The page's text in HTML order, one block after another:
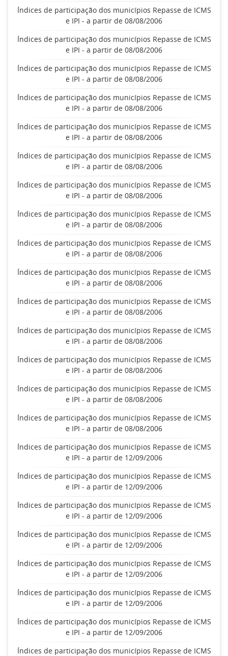
Índices de participação dos municípios Repasse de ICMS
e IPI - a partir de 08/08/2006
Índices de participação dos municípios Repasse de ICMS
e IPI - a partir de 08/08/2006
Índices de participação dos municípios Repasse de ICMS
e IPI - a partir de 08/08/2006
Índices de participação dos municípios Repasse de ICMS
e IPI - a partir de 08/08/2006
Índices de participação dos municípios Repasse de ICMS
e IPI - a partir de 08/08/2006
Índices de participação dos municípios Repasse de ICMS
e IPI - a partir de 08/08/2006
Índices de participação dos municípios Repasse de ICMS
e IPI - a partir de 08/08/2006
Índices de participação dos municípios Repasse de ICMS
e IPI - a partir de 08/08/2006
Índices de participação dos municípios Repasse de ICMS
e IPI - a partir de 08/08/2006
Índices de participação dos municípios Repasse de ICMS
e IPI - a partir de 08/08/2006
Índices de participação dos municípios Repasse de ICMS
e IPI - a partir de 08/08/2006
Índices de participação dos municípios Repasse de ICMS
e IPI - a partir de 08/08/2006
Índices de participação dos municípios Repasse de ICMS
e IPI - a partir de 08/08/2006
Índices de participação dos municípios Repasse de ICMS
e IPI - a partir de 08/08/2006
Índices de participação dos municípios Repasse de ICMS
e IPI - a partir de 08/08/2006
Índices de participação dos municípios Repasse de ICMS
e IPI - a partir de 12/09/2006
Índices de participação dos municípios Repasse de ICMS
e IPI - a partir de 12/09/2006
Índices de participação dos municípios Repasse de ICMS
e IPI - a partir de 12/09/2006
Índices de participação dos municípios Repasse de ICMS
e IPI - a partir de 12/09/2006
Índices de participação dos municípios Repasse de ICMS
e IPI - a partir de 12/09/2006
Índices de participação dos municípios Repasse de ICMS
e IPI - a partir de 12/09/2006
Índices de participação dos municípios Repasse de ICMS
e IPI - a partir de 12/09/2006
Índices de participação dos municípios Repasse de ICMS